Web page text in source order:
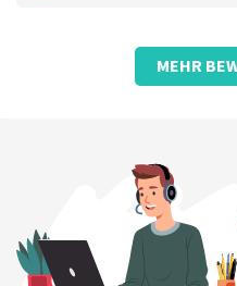
Bewertung von Anoniem über
MEHR